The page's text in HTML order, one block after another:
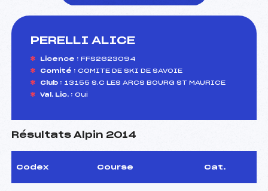
PERELLI ALICE
Licence : FFS2623094
Comité : COMITE DE SKI DE SAVOIE
Club : 13155 S.C LES ARCS BOURG ST MAURICE
Val. Lic. : Oui
Résultats Alpin 2014
Codex Course Cat.